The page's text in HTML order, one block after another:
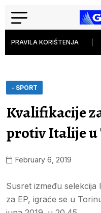
PRAVILA KORIŠTENJA
- SPORT
Kvalifikacije
protiv Italije
February 6, 2019
Susret između selekcija
za EP, igraće se u